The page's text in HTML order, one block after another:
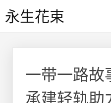
to永生花束
一带一路
承建轻轨助